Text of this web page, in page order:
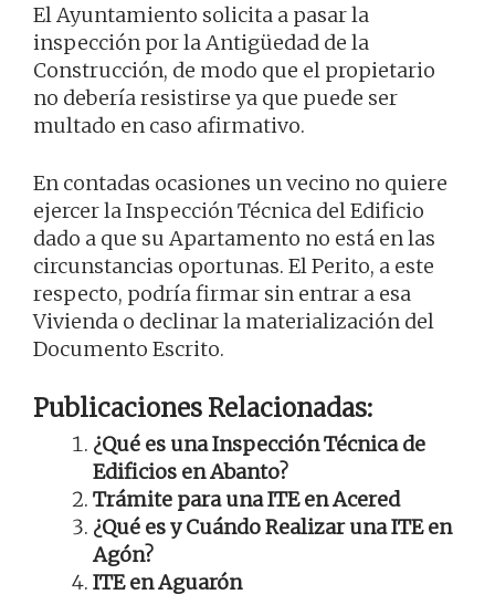
El Ayuntamiento solicita a pasar la
inspección por la Antigüedad de la
Construcción, de modo que el propietario
no debería resistirse ya que puede ser
multado en caso afirmativo.
En contadas ocasiones un vecino no quiere
ejercer la Inspección Técnica del Edificio
dado a que su Apartamento no está en las
circunstancias oportunas. El Perito, a este
respecto, podría firmar sin entrar a esa
Vivienda o declinar la materialización del
Documento Escrito.
Publicaciones Relacionadas:
¿Qué es una Inspección Técnica de
Edificios en Abanto?
Trámite para una ITE en Acered
¿Qué es y Cuándo Realizar una ITE en
Agón?
ITE en Aguarón